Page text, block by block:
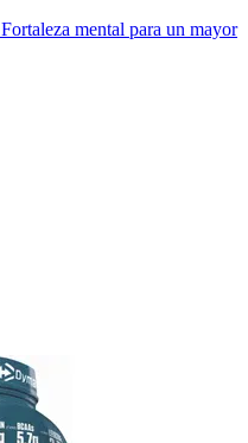
Fortaleza mental para un mayor